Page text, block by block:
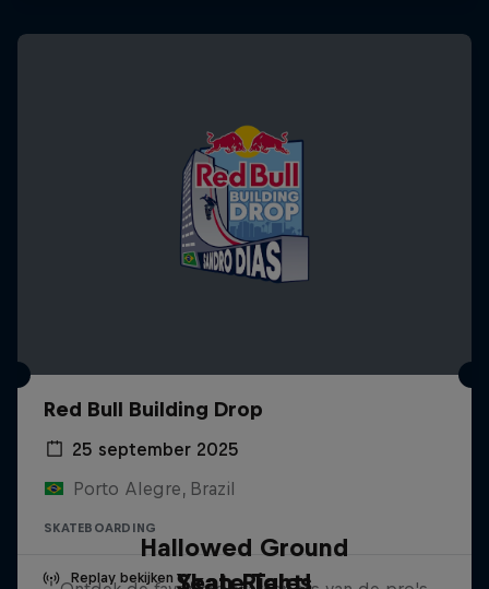
Red Bull Building Drop
25 september 2025
Porto Alegre, Brazil
SKATEBOARDING
Replay bekijken
Hallowed Ground
Yeah Right!
Skate Tales